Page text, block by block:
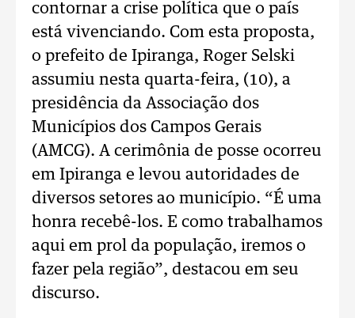
contornar a crise política que o país
está vivenciando. Com esta proposta,
o prefeito de Ipiranga, Roger Selski
assumiu nesta quarta-feira, (10), a
presidência da Associação dos
Municípios dos Campos Gerais
(AMCG). A cerimônia de posse ocorreu
em Ipiranga e levou autoridades de
diversos setores ao município. “É uma
honra recebê-los. E como trabalhamos
aqui em prol da população, iremos o
fazer pela região”, destacou em seu
discurso.